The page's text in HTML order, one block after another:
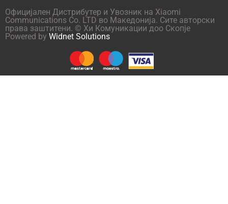
Официјален Дистрибутер и Увозник на Xiaomi
Communications Co. LTD во Македонија. Сите авторски
права заштитени. © Хи Комуникации доо Скопје
Powered by Widnet Solutions